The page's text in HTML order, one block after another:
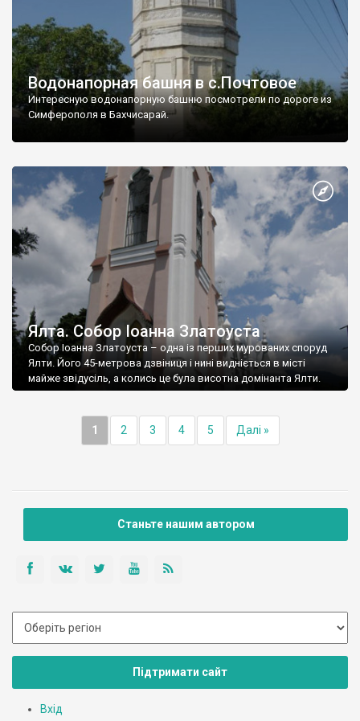
Водонапорная башня в с.Почтовое
Интересную водонапорную башню посмотрели по дороге из
Симферополя в Бахчисарай.
Ялта. Собор Іоанна Златоуста
Собор Іоанна Златоуста – одна із перших мурованих споруд
Ялти. Його 45-метрова дзвіниця і нині видніється в місті
майже звідусіль, а колись це була висотна домінанта Ялти.
1 2 3 4 5 Далі »
Станьте нашим автором
Підтримати сайт
Вхід